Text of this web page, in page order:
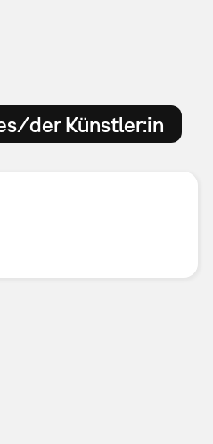
der Künstler:in